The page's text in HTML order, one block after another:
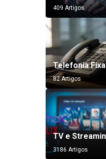
409 Artigos
Telefonia Fixa
82 Artigos
TV e
3186 Artigos